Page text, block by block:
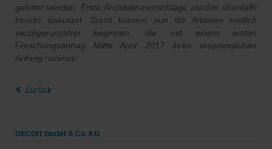
geleitet werden. Erste Architekturvorschläge wurden ebenfalls
bereits diskutiert. Somit können nun die Arbeiten endlich
verzögerungsfrei beginnen, die mit einem ersten
Forschungsantrag Mitte April 2017 ihren ursprünglichen
Anfang nahmen.
Zurück
DECOIT GmbH & Co. KG